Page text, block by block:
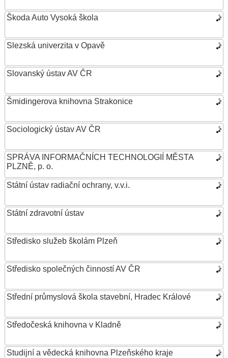
Škoda Auto Vysoká škola
Slezská univerzita v Opavě
Slovanský ústav AV ČR
Šmidingerova knihovna Strakonice
Sociologický ústav AV ČR
SPRÁVA INFORMAČNÍCH TECHNOLOGIÍ MĚSTA
PLZNĚ, p. o.
Státní ústav radiační ochrany, v.v.i.
Státní zdravotní ústav
Středisko služeb školám Plzeň
Středisko společných činností AV ČR
Střední průmyslová škola stavební, Hradec Králové
Středočeská knihovna v Kladně
Studijní a vědecká knihovna Plzeňského kraje